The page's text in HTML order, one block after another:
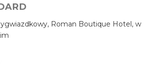
Roman Boutique Hotel, w